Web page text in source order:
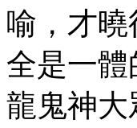
喻，才
全是一
龍鬼神